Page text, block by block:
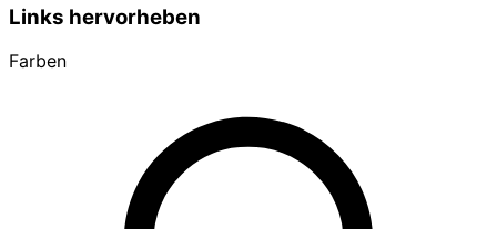
Links hervorheben
Farben